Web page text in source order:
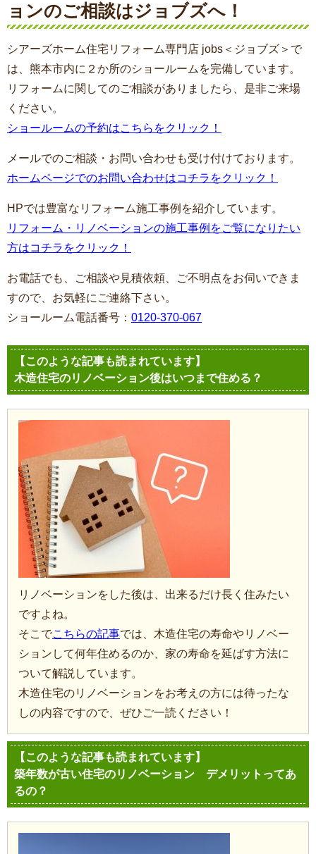
ョンのご相談はジョブズへ！
シアーズホーム住宅リフォーム専門店 jobs＜ジョブズ＞で
は、熊本市内に２か所のショールームを完備しています。
リフォームに関してのご相談がありましたら、是非ご来場
ください。
ショールームの予約はこちらをクリック！
メールでのご相談・お問い合わせも受け付けております。
ホームページでのお問い合わせはコチラをクリック！
HPでは豊富なリフォーム施工事例を紹介しています。
リフォーム・リノベーションの施工事例をご覧になりたい
方はコチラをクリック！
お電話でも、ご相談や見積依頼、ご不明点をお伺いできま
すので、お気軽にご連絡下さい。
ショールーム電話番号： 0120-370-067
【このような記事も読まれています】
木造住宅のリノベーション後はいつまで住める？
リノベーションをした後は、出来るだけ長く住みたい
ですよね。
そこでこちらの記事では、木造住宅の寿命やリノベー
ションして何年住めるのか、家の寿命を延ばす方法に
ついて解説しています。
木造住宅のリノベーションをお考えの方には待ったな
しの内容ですので、ぜひご一読ください！
【このような記事も読まれています】
築年数が古い住宅のリノベーション デメリットってあ
るの？